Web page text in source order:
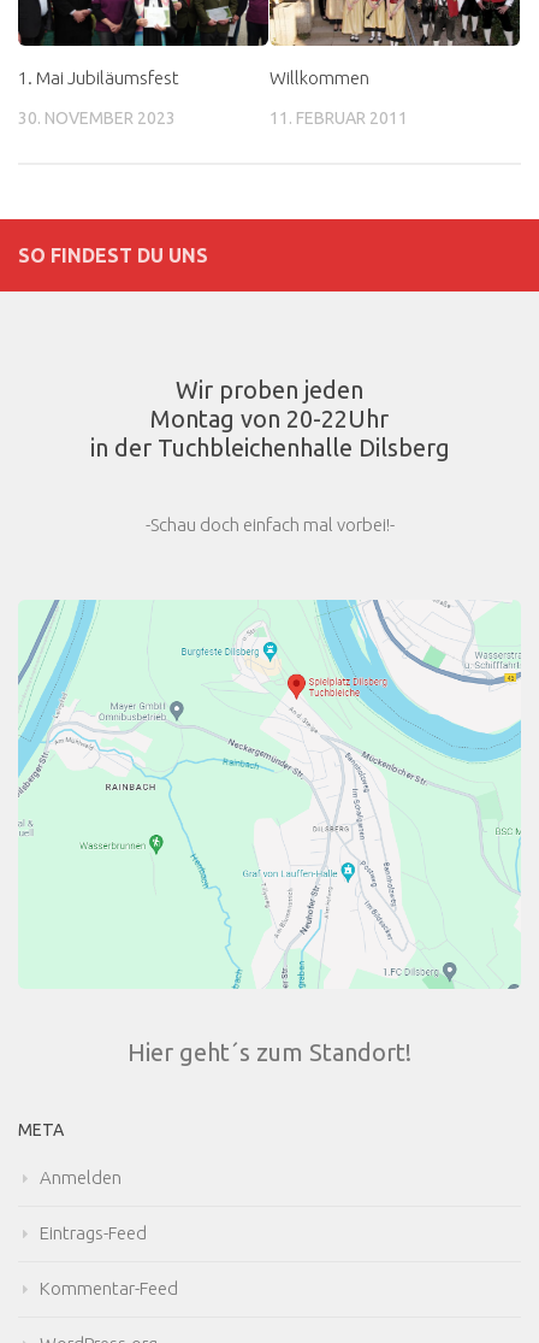
1. Mai Jubiläumsfest
30. NOVEMBER 2023
Willkommen
11. FEBRUAR 2011
SO FINDEST DU UNS
Wir proben jeden
Montag von 20-22Uhr
in der Tuchbleichenhalle Dilsberg
-Schau doch einfach mal vorbei!-
Hier geht´s zum Standort!
META
Anmelden
Eintrags-Feed
Kommentar-Feed